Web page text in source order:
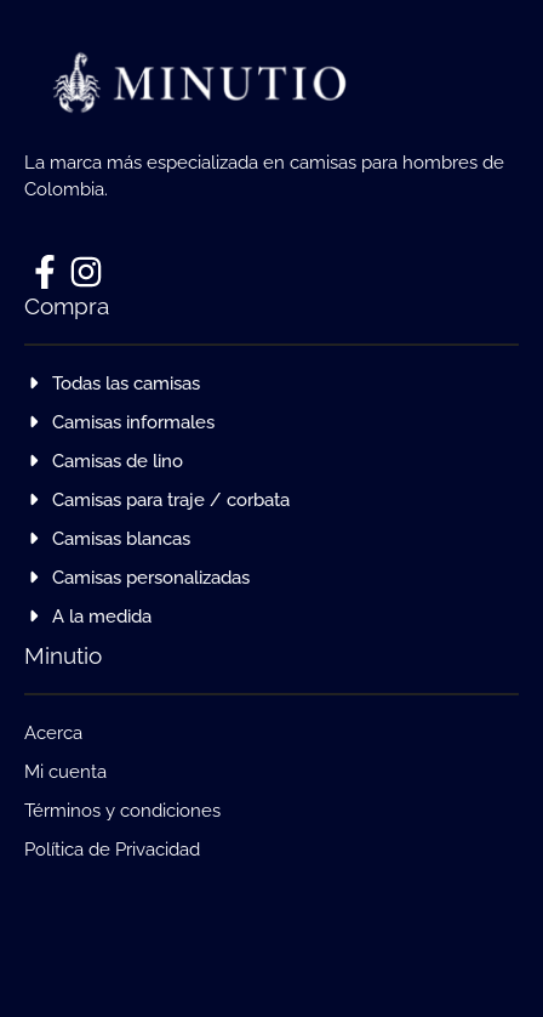
La marca más especializada en camisas para hombres de
Colombia.
Compra
Todas las camisas
Camisas informales
Camisas de lino
Camisas para traje / corbata
Camisas blancas
Camisas personalizadas
A la medida
Minutio
Acerca
Mi cuenta
Términos y condiciones
Política de Privacidad